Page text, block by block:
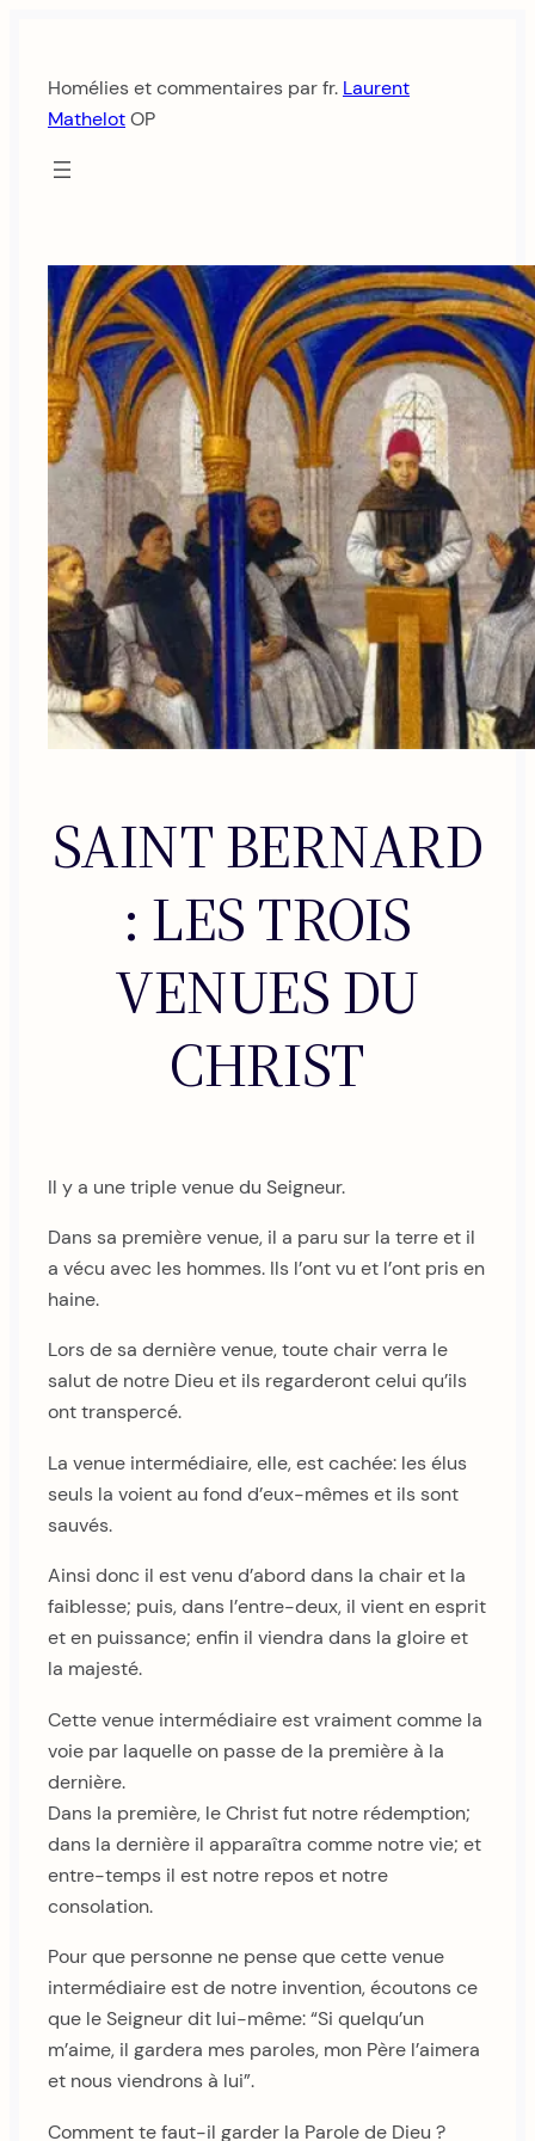
contenu
Homélies et commentaires par fr. Laurent
MathelotOP
SAINT BERNARD
: LES TROIS
VENUES DU
CHRIST
Il y a une triple venue du Seigneur.
Dans sa première venue, il a paru sur la terre et il
a vécu avec les hommes. Ils l’ont vu et l’ont pris en
haine.
Lors de sa dernière venue, toute chair verra le
salut de notre Dieu et ils regarderont celui qu’ils
ont transpercé.
La venue intermédiaire, elle, est cachée: les élus
seuls la voient au fond d’eux-mêmes et ils sont
sauvés.
Ainsi donc il est venu d’abord dans la chair et la
faiblesse; puis, dans l’entre-deux, il vient en esprit
et en puissance; enfin il viendra dans la gloire et
la majesté.
Cette venue intermédiaire est vraiment comme la
voie par laquelle on passe de la première à la
dernière.
Dans la première, le Christ fut notre rédemption;
dans la dernière il apparaîtra comme notre vie; et
entre-temps il est notre repos et notre
consolation.
Pour que personne ne pense que cette venue
intermédiaire est de notre invention, écoutons ce
que le Seigneur dit lui-même: “Si quelqu’un
m’aime, il gardera mes paroles, mon Père l’aimera
et nous viendrons à lui”.
Comment te faut-il garder la Parole de Dieu ?